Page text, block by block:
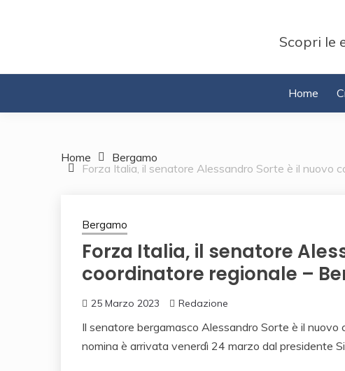
Scopri le
Home
Home
Bergamo
Forza Italia, il senatore Alessandro Sorte è il nuovo
Bergamo
Forza Italia, il senatore
coordinatore regionale –
25 Marzo 2023 Redazione
Il senatore bergamasco Alessandro Sorte è il nuovo
nomina è arrivata venerdì 24 marzo dal presidente